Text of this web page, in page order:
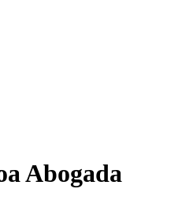
Abogada